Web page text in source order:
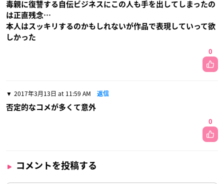
毒親に復讐する自伝ビジネスにこの人も手を出してしまったの
は正直残念…
本人はスッキリするのかもしれないが作品で表現していって欲
しかった
0
2017年3月13日 at 11:59 AM 返信
否定的なコメが多くて意外
0
コメントを投稿する